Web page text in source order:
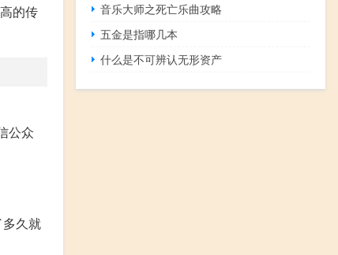
的传
公众
久就
音乐大师之死亡乐曲攻略
五金是指哪几本
什么是不可辨认无形资产